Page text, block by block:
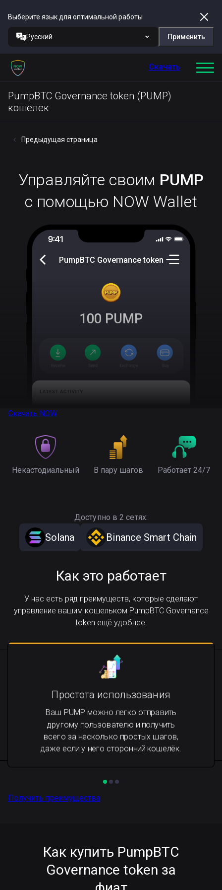
Выберите язык для оптимальной работы
Русский Применить
Скачать
PumpBTC Governance token (PUMP)
кошелёк
Предыдущая страница
Управляйте своим PUMP
с помощью NOW Wallet
PumpBTC Governance token
100 PUMP
Скачать NOW
Некастодиальный В пару шагов Работает 24/7
Доступно в 2 сетях:
Solana Binance Smart Chain
Как это работает
У нас есть ряд преимуществ, которые сделают
управление вашим кошельком PumpBTC Governance
token ещё удобнее.
Простота использования
Ваш PUMP можно легко отправить
другому пользователю и получить
всего за несколько простых шагов,
даже если у него сторонний кошелёк.
Получить преимущества
Как купить PumpBTC
Governance token за